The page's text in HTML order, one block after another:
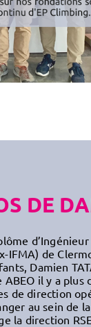
DE
IFMA) de
Damien
il y a plus
de direction
au sein de
la direction